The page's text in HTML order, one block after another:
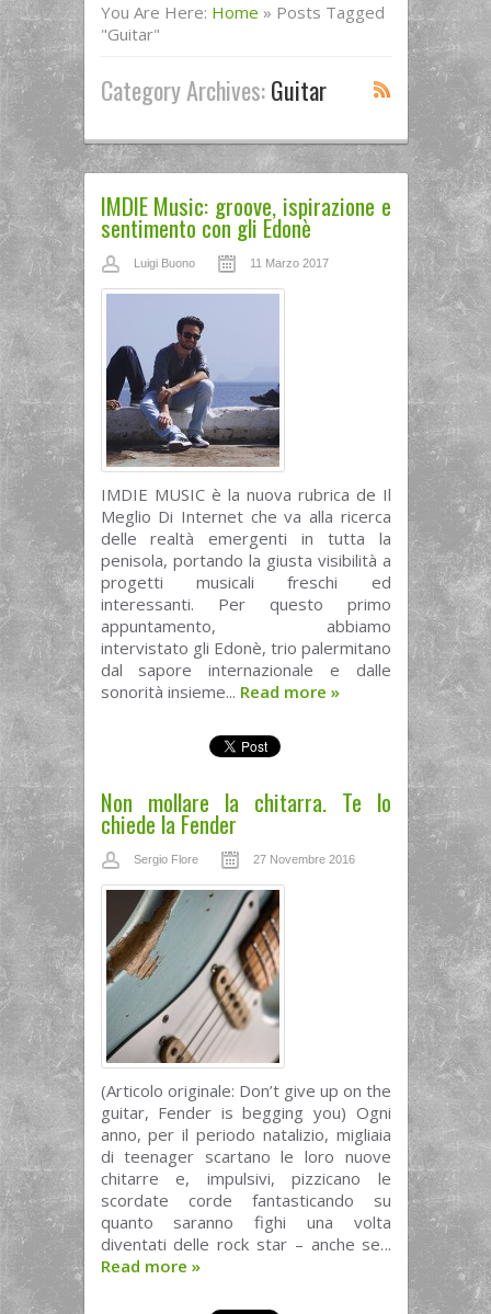
You Are Here: Home » Posts Tagged
"guitar"
Category Archives:Guitar
IMDIE Music: groove, ispirazione e
sentimento con gli Edonè
Luigi Buono 11 Marzo 2017
IMDIE MUSIC è la nuova rubrica de Il
Meglio Di Internet che va alla ricerca
delle realtà emergenti in tutta la
penisola, portando la giusta visibilità a
progetti musicali freschi ed
interessanti. Per questo primo
appuntamento, abbiamo
intervistato gli Edonè, trio palermitano
dal sapore internazionale e dalle
sonorità insieme... Read more »
Non mollare la chitarra. Te lo
chiede la Fender
Sergio Flore 27 Novembre 2016
(Articolo originale: Don’t give up on the
guitar, Fender is begging you) Ogni
anno, per il periodo natalizio, migliaia
di teenager scartano le loro nuove
chitarre e, impulsivi, pizzicano le
scordate corde fantasticando su
quanto saranno fighi una volta
diventati delle rock star – anche se...
Read more »